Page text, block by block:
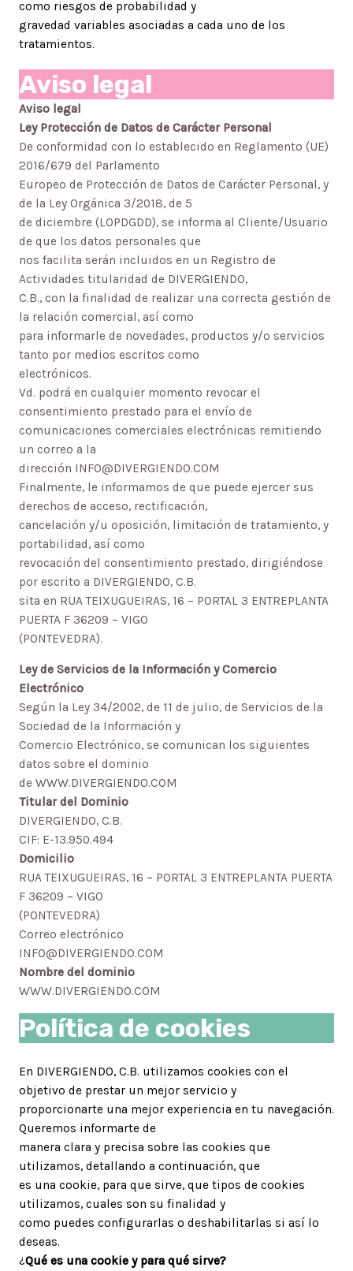
como riesgos de probabilidad y
gravedad variables asociadas a cada uno de los
tratamientos.
Aviso legal
Aviso legal
Ley Protección de Datos de Carácter Personal
De conformidad con lo establecido en Reglamento (UE)
2016/679 del Parlamento
Europeo de Protección de Datos de Carácter Personal, y
de la Ley Orgánica 3/2018, de 5
de diciembre (LOPDGDD), se informa al Cliente/Usuario
de que los datos personales que
nos facilita serán incluidos en un Registro de
Actividades titularidad de DIVERGIENDO,
C.B., con la finalidad de realizar una correcta gestión de
la relación comercial, así como
para informarle de novedades, productos y/o servicios
tanto por medios escritos como
electrónicos.
Vd. podrá en cualquier momento revocar el
consentimiento prestado para el envío de
comunicaciones comerciales electrónicas remitiendo
un correo a la
dirección INFO@DIVERGIENDO.COM
Finalmente, le informamos de que puede ejercer sus
derechos de acceso, rectificación,
cancelación y/u oposición, limitación de tratamiento, y
portabilidad, así como
revocación del consentimiento prestado, dirigiéndose
por escrito a DIVERGIENDO, C.B.
sita en RUA TEIXUGUEIRAS, 16 – PORTAL 3 ENTREPLANTA
PUERTA F 36209 – VIGO
(PONTEVEDRA).
Ley de Servicios de la Información y Comercio
Electrónico
Según la Ley 34/2002, de 11 de julio, de Servicios de la
Sociedad de la Información y
Comercio Electrónico, se comunican los siguientes
datos sobre el dominio
de WWW.DIVERGIENDO.COM
Titular del Dominio
DIVERGIENDO, C.B.
CIF: E-13.950.494
Domicilio
RUA TEIXUGUEIRAS, 16 – PORTAL 3 ENTREPLANTA PUERTA
F 36209 – VIGO
(PONTEVEDRA)
Correo electrónico
INFO@DIVERGIENDO.COM
Nombre del dominio
WWW.DIVERGIENDO.COM
Política de cookies
En DIVERGIENDO, C.B. utilizamos cookies con el
objetivo de prestar un mejor servicio y
proporcionarte una mejor experiencia en tu navegación.
Queremos informarte de
manera clara y precisa sobre las cookies que
utilizamos, detallando a continuación, que
es una cookie, para que sirve, que tipos de cookies
utilizamos, cuales son su finalidad y
como puedes configurarlas o deshabilitarlas si así lo
deseas.
¿Qué es una cookie y para qué sirve?